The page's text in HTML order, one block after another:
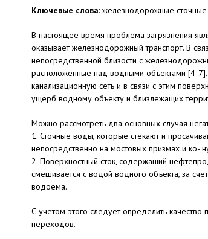
Ключевые слова: железнодорожные сточные
В настоящее время проблема загрязнения
оказывает железнодорожный транспорт. В
непосредственной близости с
расположенные над водными объектами [4-
канализационную сеть и в связи с этим
ущерб водному объекту и близлежащих
Можно рассмотреть два основных случая
1. Сточные воды, которые стекают и
непосредственно на мостовых призмах и ко-
2. Поверхностный сток, содержащий
смешивается с водой водного объекта, за
водоема.
С учетом этого следует определить
переходов.